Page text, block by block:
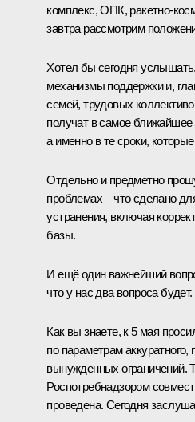
комплекс, ОПК, ракетно-
завтра рассмотрим
Хотел бы сегодня
механизмы поддержки и,
семей, трудовых
получат в самое ближайшее
а именно в те сроки,
Отдельно и предметно
проблемах – что сделано
устранения, включая
базы.
И ещё один важнейший
что у нас два вопроса будет.
Как вы знаете, к 5 мая
по параметрам
вынужденных ограничений.
Роспотребнадзором
проведена. Сегодня